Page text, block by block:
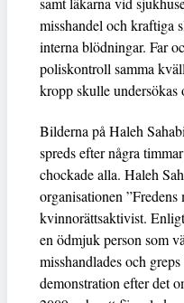
misshandel och kraftiga
interna blödningar. Far
poliskontroll samma
kropp skulle undersökas
Bilderna på Haleh
spreds efter några
chockade alla. Haleh
organisationen
kvinnorättsaktivist.
en ödmjuk person som
misshandlades och
demonstration efter det